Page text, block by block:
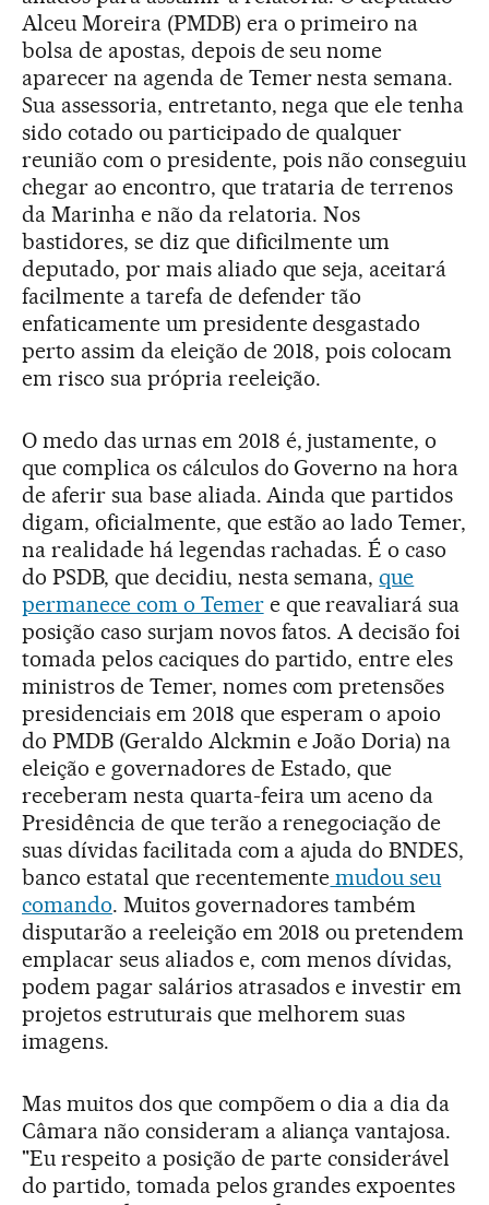
Alceu Moreira (PMDB) era o primeiro na
bolsa de apostas, depois de seu nome
aparecer na agenda de Temer nesta semana.
Sua assessoria, entretanto, nega que ele tenha
sido cotado ou participado de qualquer
reunião com o presidente, pois não conseguiu
chegar ao encontro, que trataria de terrenos
da Marinha e não da relatoria. Nos
bastidores, se diz que dificilmente um
deputado, por mais aliado que seja, aceitará
facilmente a tarefa de defender tão
enfaticamente um presidente desgastado
perto assim da eleição de 2018, pois colocam
em risco sua própria reeleição.
O medo das urnas em 2018 é, justamente, o
que complica os cálculos do Governo na hora
de aferir sua base aliada. Ainda que partidos
digam, oficialmente, que estão ao lado Temer,
na realidade há legendas rachadas. É o caso
do PSDB, que decidiu, nesta semana,que
permanece com o Temere que reavaliará sua
posição caso surjam novos fatos. A decisão foi
tomada pelos caciques do partido, entre eles
ministros de Temer, nomes com pretensões
presidenciais em 2018 que esperam o apoio
do PMDB (Geraldo Alckmin e João Doria) na
eleição e governadores de Estado, que
receberam nesta quarta-feira um aceno da
Presidência de que terão a renegociação de
suas dívidas facilitada com a ajuda do BNDES,
banco estatal que recentemente mudou seu
comando. Muitos governadores também
disputarão a reeleição em 2018 ou pretendem
emplacar seus aliados e, com menos dívidas,
podem pagar salários atrasados e investir em
projetos estruturais que melhorem suas
imagens.
Mas muitos dos que compõem o dia a dia da
Câmara não consideram a aliança vantajosa.
"Eu respeito a posição de parte considerável
do partido, tomada pelos grandes expoentes